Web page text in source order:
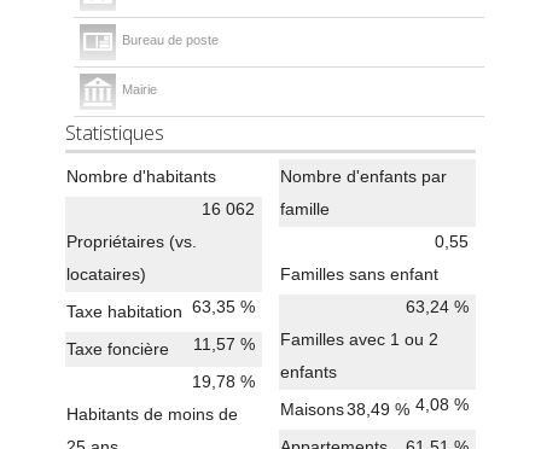
Bureau de poste
Mairie
Statistiques
Nombre d'habitants
16 062
Propriétaires (vs.
locataires)
63,35 %
Taxe habitation
11,57 %
Taxe foncière
19,78 %
Habitants de moins de
Nombre d'enfants par
famille
0,55
Familles sans enfant
63,24 %
Familles avec 1 ou 2
enfants
4,08 %
Maisons38,49 %